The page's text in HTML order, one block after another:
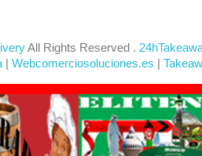
All Rights Reserved .
| Webcomerciosoluciones.es |